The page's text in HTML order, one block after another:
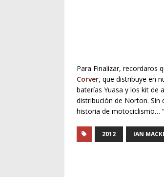
Para Finalizar, recordaros
Corver, que distribuye en
baterías Yuasa y los kit de
distribución de Norton. Sin
historia de motociclismo…
2012 IAN